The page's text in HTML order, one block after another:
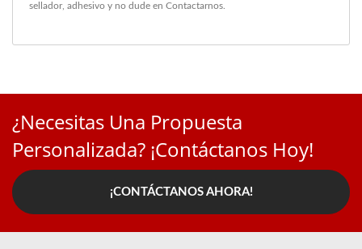
sellador, adhesivo y no dude en Contactarnos
¿Necesitas Una Propuesta
Personalizada? ¡Contáctanos Hoy!
¡CONTÁCTANOS AHORA!